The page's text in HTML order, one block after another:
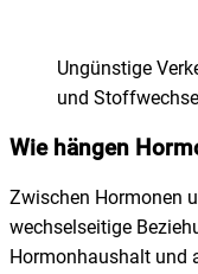
Ungünstige
und
Wie hängen
Zwischen Hormonen
wechselseitige
Hormonhaushalt und